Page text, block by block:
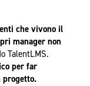
che vivono il
manager non
TalentLMS.
per far
progetto.